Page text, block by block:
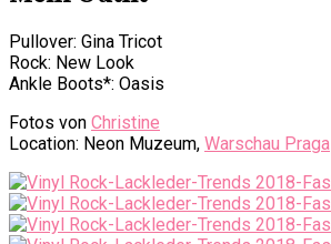
Pullover: Gina Tricot
Rock: New Look
Ankle Boots*: Oasis
Fotos von Christine
Location: Neon Muzeum, Warschau Praga